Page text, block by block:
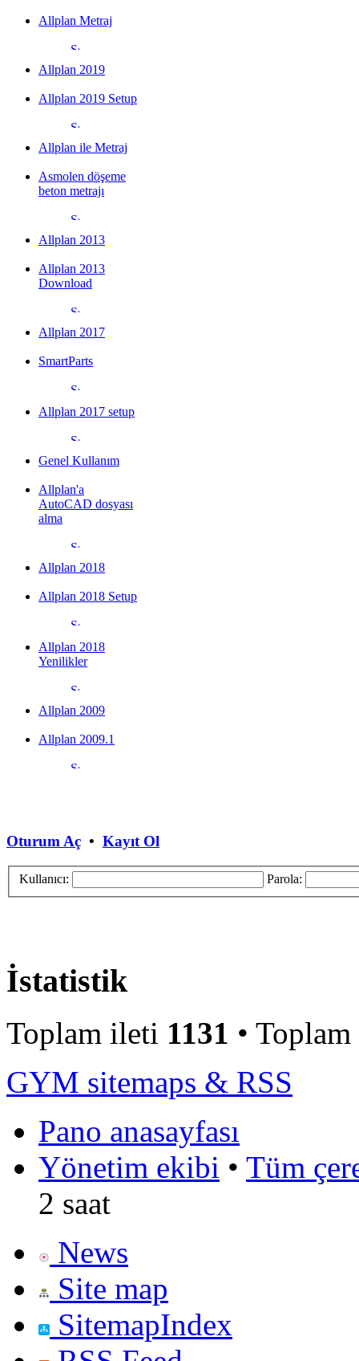
Allplan Metraj
Allplan 2019
Allplan 2019 Setup
Allplan ile Metraj
Asmolen döşeme
beton metrajı
Allplan 2013
Allplan 2013
Download
Allplan 2017
SmartParts
Allplan 2017 setup
Genel Kullanım
Allplan'a
AutoCAD dosyası
alma
Allplan 2018
Allplan 2018 Setup
Allplan 2018
Yenilikler
Allplan 2009
Allplan 2009.1
Oturum Aç • Kayıt Ol
Kullanıcı: Parola:
İstatistik
Toplam ileti 1131 •
GYM sitemaps & RSS
Pano anasayfası
Yönetim ekibi • Tüm
2 saat
News
Site map
SitemapIndex